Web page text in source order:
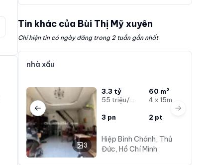
Tin khác của Bùi Thị Mỹ xuyên
Chỉ hiện tin có ngày đăng trong 2 tuần gần nhất
nhà xấu
3
3.3 tỷ
60 m²
4 x 15m
3 pn 2 pt
Hiệp Bình Chánh, Thủ
Đức, Hồ Chí Minh
Previous slide Next slide